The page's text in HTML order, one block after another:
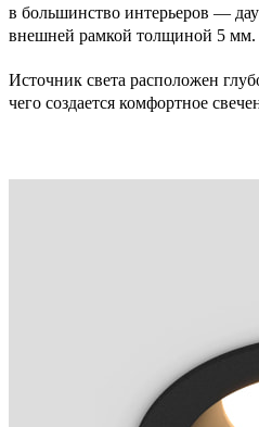
в большинство интерьеров —
внешней рамкой толщиной 5 мм.
Источник света расположен
чего создается комфортное